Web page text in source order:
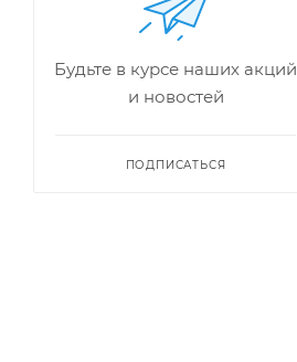
Будьте в курсе наших акций
и новостей
ПОДПИСАТЬСЯ